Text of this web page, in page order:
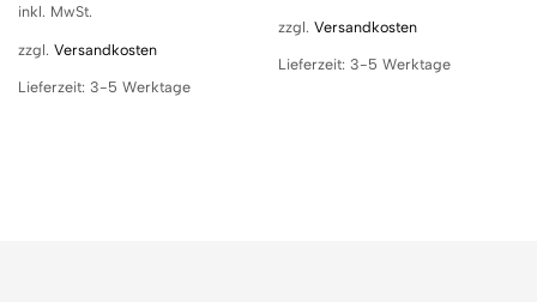
inkl. MwSt.
zzgl. Versandkosten
Lieferzeit: 3-5 Werktage
zzgl. Versandkosten
Lieferzeit: 3-5 Werktage